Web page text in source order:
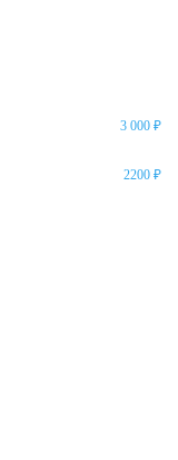
3 000 ₽
2200 ₽